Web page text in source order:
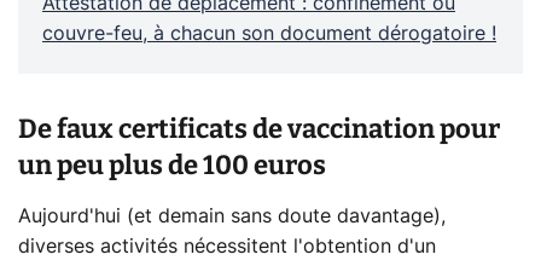
Attestation de déplacement : confinement ou
couvre-feu, à chacun son document dérogatoire !
De faux certificats de vaccination pour
un peu plus de 100 euros
Aujourd'hui (et demain sans doute davantage),
diverses activités nécessitent l'obtention d'un